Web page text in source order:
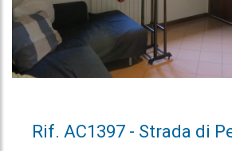
Rif. AC1397 - Strada di